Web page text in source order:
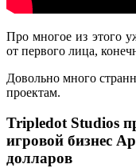
Про многое из этого
от первого лица,
Довольно много
проектам.
Tripledot Studios
игровой бизнес
долларов